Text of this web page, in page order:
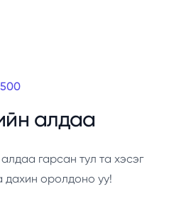
500
алдаа
гарсан тул та хэсэг
дахин оролдоно уу!